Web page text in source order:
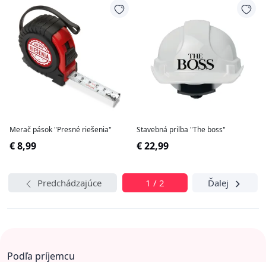
Merač pások "Presné riešenia"
€ 8,99
Stavebná prilba "The boss"
€ 22,99
Predchádzajúce 1 / 2 Ďalej
Podľa príjemcu